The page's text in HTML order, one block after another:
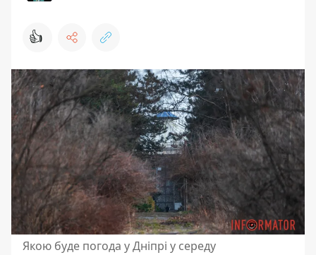
👍
Якою буде погода у Дніпрі у середу